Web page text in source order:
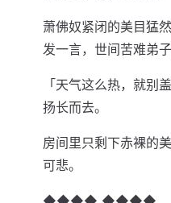
萧佛奴紧闭的美目猛
发一言，世间苦难弟
「天气这么热，就别
扬长而去。
房间里只剩下赤裸的
可悲。